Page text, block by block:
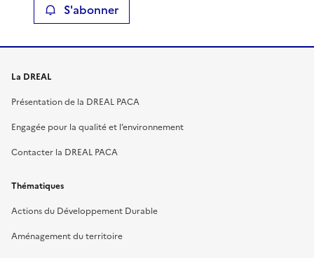
S'abonner
La DREAL
Présentation de la DREAL PACA
Engagée pour la qualité et l’environnement
Contacter la DREAL PACA
Thématiques
Actions du Développement Durable
Aménagement du territoire